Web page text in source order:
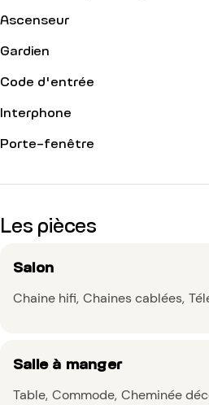
Ascenseur
Gardien
Code d'entrée
Interphone
Porte-fenêtre
Les pièces
Salon
Chaine hifi Chaines cablées
Salle à manger
Table Commode Cheminée